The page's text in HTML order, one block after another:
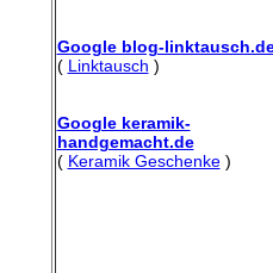
Google blog-
( Linktausch )
Google keramik-
handgemacht.de
( Keramik Geschenke)